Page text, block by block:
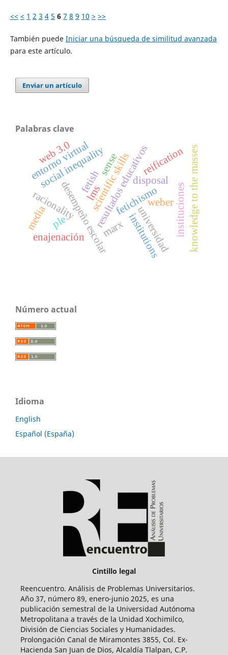
<< < 1 2 3 4 5 6 7 8 9 10 > >>
También puede Iniciar una búsqueda de similitud avanzada
para este artículo.
Enviar un artículo
Palabras clave
universidad
fetichismo
resultados educativos
desempeño escolar
social inequality
racionality weber
institutions instituciones
fetish disposal
reification
enajenación marx
media
scientific skills
ple
lms
entorno virtual
web 3.0 knowledge to the masses
sense
Número actual
Idioma
English
Español (España)
Cintillo legal
Reencuentro. Análisis de Problemas Universitarios.
Año 37, número 89, enero-junio 2025, es una
publicación semestral de la Universidad Autónoma
Metropolitana a través de la Unidad Xochimilco,
División de Ciencias Sociales y Humanidades.
Prolongación Canal de Miramontes 3855, Col. Ex-
Hacienda San Juan de Dios, Alcaldía Tlalpan, C.P.